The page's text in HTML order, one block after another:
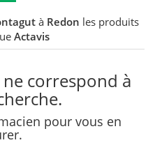
à Redon les produits
Actavis
correspond à
pour vous en